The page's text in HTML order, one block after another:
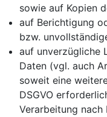
sowie auf Kopien
auf Berichtigung
bzw.
auf unverzügliche
Daten (vgl. auch
soweit eine
DSGVO
Verarbeitung nach